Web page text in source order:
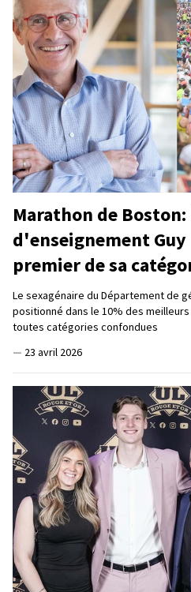
Marathon de
d'enseignement
premier de sa
Le sexagénaire du Département de
positionné dans le 10% des
toutes catégories confondues
— 23 avril 2026